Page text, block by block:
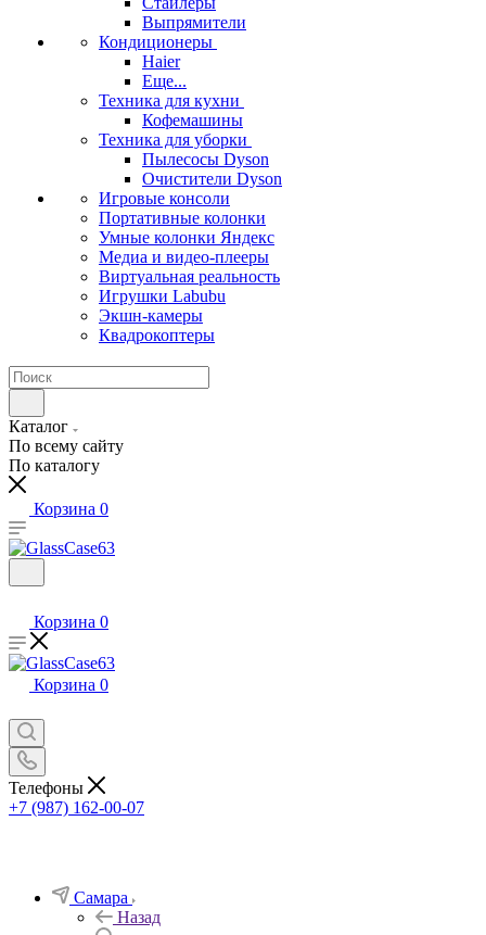
Выпрямители
Кондиционеры
Haier
Еще...
Техника для кухни
Кофемашины
Техника для уборки
Пылесосы Dyson
Очистители Dyson
Игровые консоли
Портативные колонки
Умные колонки Яндекс
Медиа и видео-плееры
Виртуальная реальность
Игрушки Labubu
Экшн-камеры
Квадрокоптеры
Каталог
По всему сайту
По каталогу
Корзина 0
Корзина 0
Корзина 0
Телефоны
+7 (987) 162-00-07
Самара
Назад